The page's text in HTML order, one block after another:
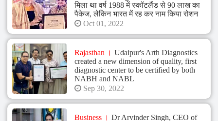
Holder,
World
Record,
Cosmetic
Dermatologist,
Clinical
Cosmetology,
मिला था वर्ष 1988 में स्कॉटलैंड से 90 लाख का
पैकेज, लेकिन भारत में रह कर नाम किया रोशन
Oct 01, 2022
Rajasthan
Udaipur's Arth Diagnostics
created a new dimension of quality, first
diagnostic center to be certified by both
NABH and NABL
Sep 30, 2022
Business
Dr Arvinder Singh, CEO of